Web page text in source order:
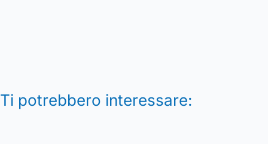
Ti potrebbero interessare: